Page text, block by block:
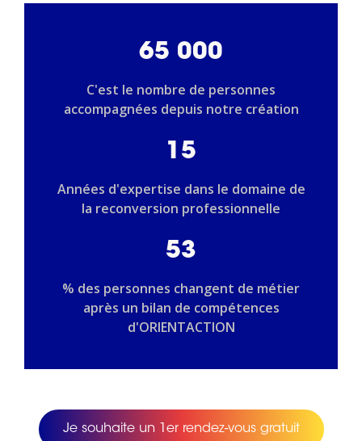
65 000
C'est le nombre de personnes
accompagnées depuis notre création
15
Années d'expertise dans le domaine de
la reconversion professionnelle
53
% des personnes changent de métier
après un bilan de compétences
d'ORIENTACTION
Je souhaite un 1er rendez-vous gratuit